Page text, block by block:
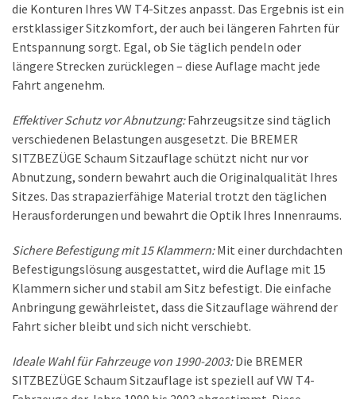
Smart
Connected
Cars:
Die
neue
Reiserrevolution
MOST
CATEGORIES
REINIGUNG
PFLEGE
TIPP
die Konturen Ihres VW T4-Sitzes anpasst. Das Ergebnis ist ein
erstklassiger Sitzkomfort, der auch bei längeren Fahrten für
Entspannung sorgt. Egal, ob Sie täglich pendeln oder
längere Strecken zurücklegen – diese Auflage macht jede
Fahrt angenehm.
Effektiver Schutz vor Abnutzung:Fahrzeugsitze sind täglich
verschiedenen Belastungen ausgesetzt. Die BREMER
SITZBEZÜGE Schaum Sitzauflage schützt nicht nur vor
Abnutzung, sondern bewahrt auch die Originalqualität Ihres
Sitzes. Das strapazierfähige Material trotzt den täglichen
Herausforderungen und bewahrt die Optik Ihres Innenraums.
Sichere Befestigung mit 15 Klammern:Mit einer durchdachten
Befestigungslösung ausgestattet, wird die Auflage mit 15
Klammern sicher und stabil am Sitz befestigt. Die einfache
Anbringung gewährleistet, dass die Sitzauflage während der
Fahrt sicher bleibt und sich nicht verschiebt.
Ideale Wahl für Fahrzeuge von 1990-2003:Die BREMER
SITZBEZÜGE Schaum Sitzauflage ist speziell auf VW T4-